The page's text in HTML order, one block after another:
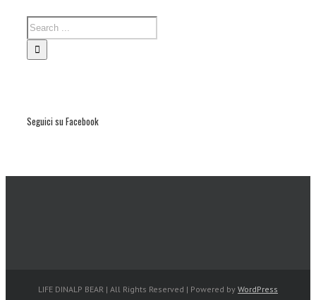
Seguici su Facebook
LIFE DINALP BEAR | All Rights Reserved | Powered by WordPress